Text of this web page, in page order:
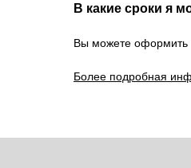
В какие сроки я
Вы можете оформить
Более подробная